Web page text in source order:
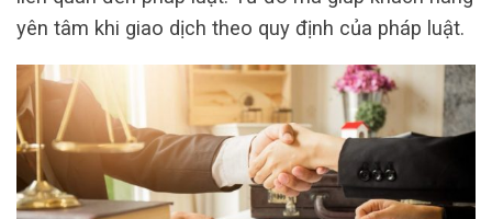
yên tâm khi giao dịch theo quy định của pháp luật.